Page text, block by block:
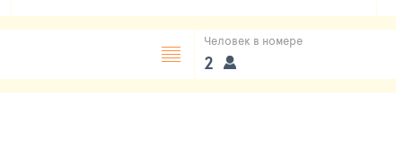
Человек в номере
2